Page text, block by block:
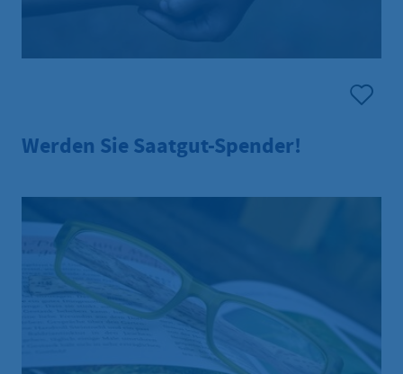
Werden Sie Saatgut-Spender!